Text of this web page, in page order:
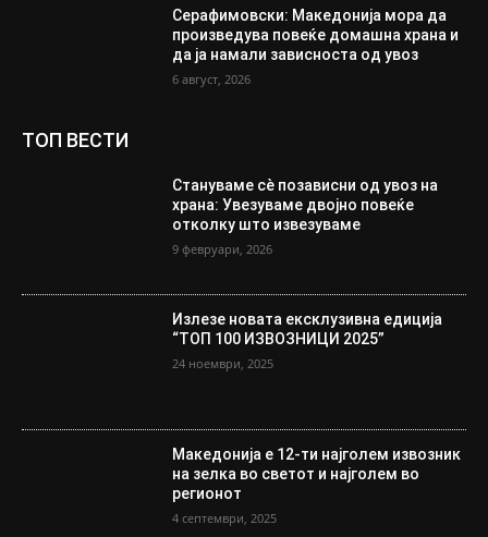
Серафимовски: Македонија мора да
произведува повеќе домашна храна и
да ја намали зависноста од увоз
6 август, 2026
ТОП ВЕСТИ
Стануваме сè позависни од увоз на
храна: Увезуваме двојно повеќе
отколку што извезуваме
9 февруари, 2026
Излезе новата ексклузивна едиција
“ТОП 100 ИЗВОЗНИЦИ 2025”
24 ноември, 2025
Македонија е 12-ти најголем извозник
на зелка во светот и најголем во
регионот
4 септември, 2025